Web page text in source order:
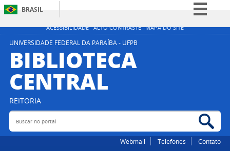
ACESSIBILIDADE ALTO CONTRASTE MAPA DO SITE
BRASIL
Simplifique!
UNIVERSIDADE FEDERAL DA PARAÍBA - UFPB
BIBLIOTECA
CENTRAL
REITORIA
Buscar no portal
Webmail Telefones Contato